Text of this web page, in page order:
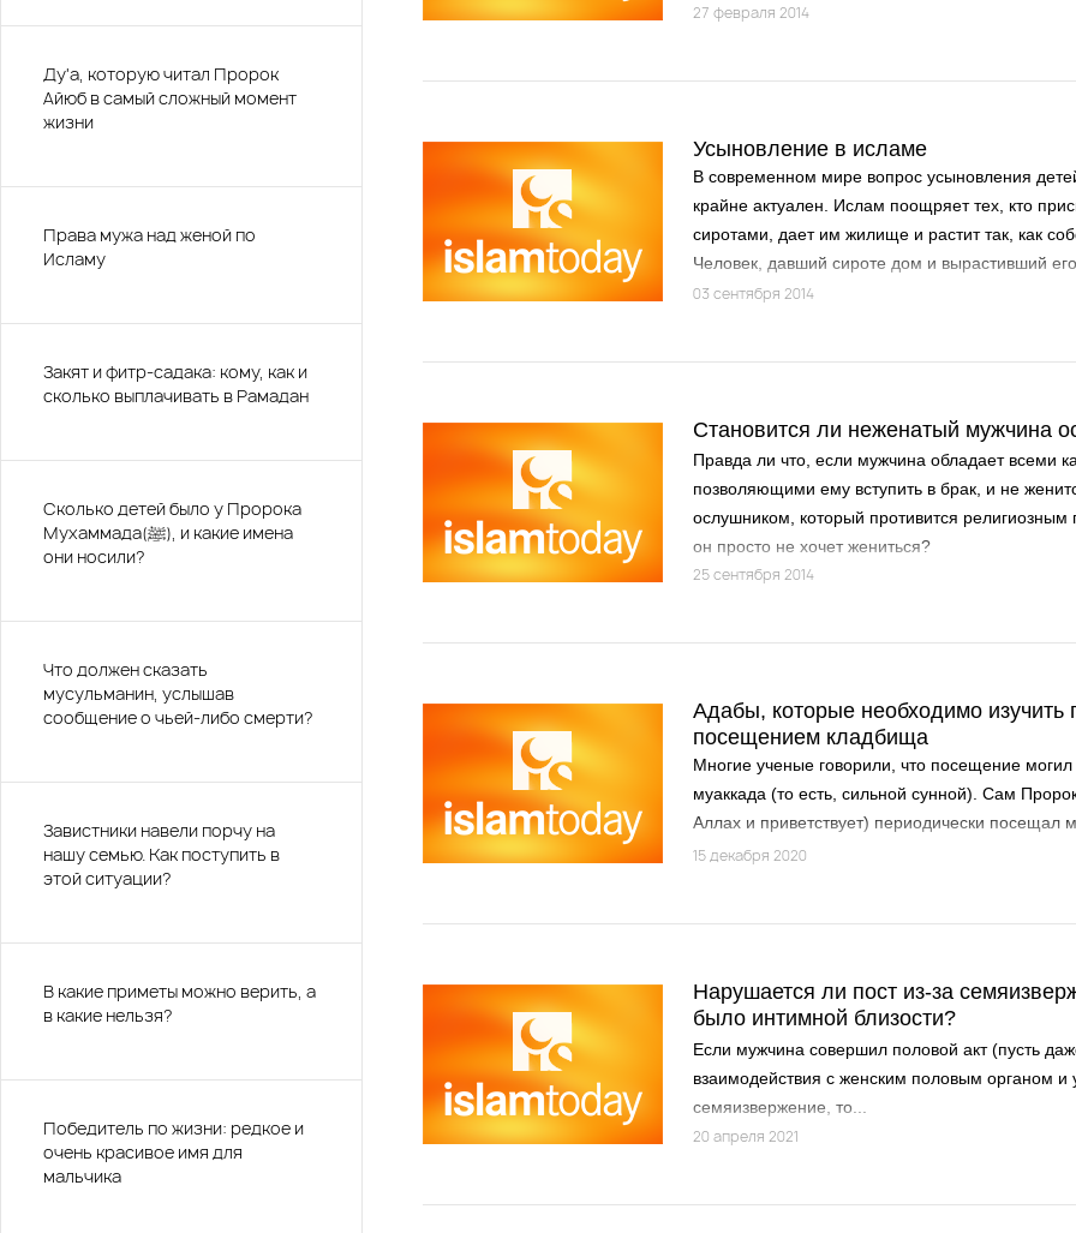
Ду'а, которую читал Пророк
Айюб в самый сложный момент
жизни
Права мужа над женой по
Исламу
Закят и фитр-садака: кому, как и
сколько выплачивать в Рамадан
Сколько детей было у Пророка
Мухаммада(ﷺ), и какие имена
они носили?
Что должен сказать
мусульманин, услышав
сообщение о чьей-либо смерти?
Завистники навели порчу на
нашу семью. Как поступить в
этой ситуации?
В какие приметы можно верить, а
в какие нельзя?
Победитель по жизни: редкое и
очень красивое имя для
мальчика
земной жизни – он, да благословит его Аллах и
благоразумным.
27 февраля 2014
Усыновление в исламе
В современном мире вопрос усыновления
крайне актуален. Ислам поощряет тех, кто
сиротами, дает им жилище и растит так, как
Человек, давший сироте дом и вырастивший
наград, и прощение грехов. Пророк (да
03 сентября 2014
Становится ли неженатый мужчина
Правда ли что, если мужчина обладает всеми
позволяющими ему вступить в брак, и не
ослушником, который противится
он просто не хочет жениться?
25 сентября 2014
Адабы, которые необходимо изучить
посещением кладбища
Многие ученые говорили, что посещение могил
муаккада (то есть, сильной сунной). Сам
Аллах и приветствует) периодически посещал
сподвижников, просил за них прощения у
15 декабря 2020
Нарушается ли пост из-за
было интимной близости?
Если мужчина совершил половой акт (пусть
взаимодействия с женским половым органом и
семяизвержение, то...
20 апреля 2021